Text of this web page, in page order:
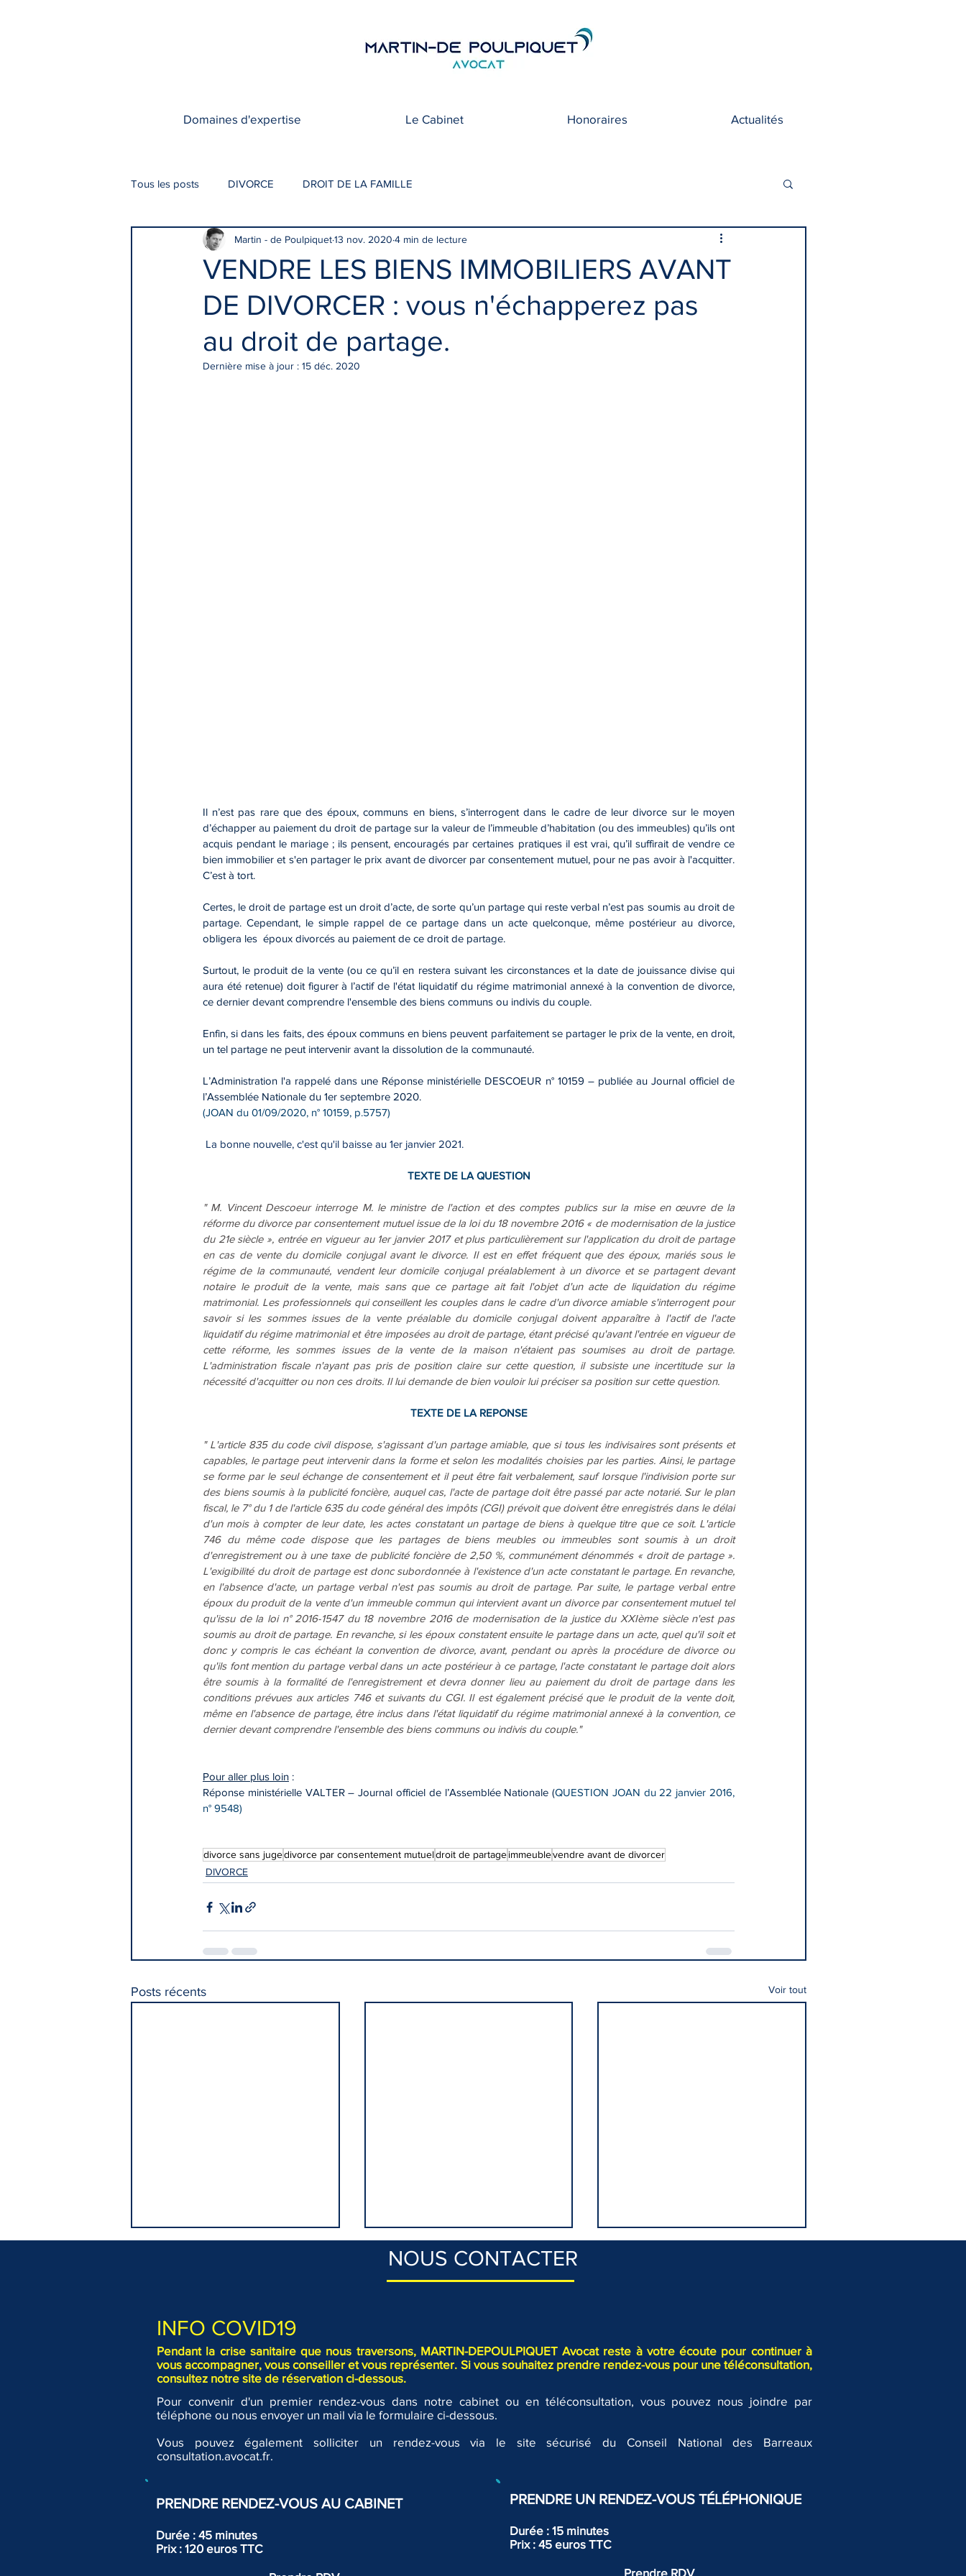
Domaines d'expertise Le Cabinet Honoraires Actualités
Tous les posts DIVORCE DROIT DE LA FAMILLE
VENDRE LES BIENS IMMOBILIERS AVANT
DE DIVORCER : vous n'échapperez pas
au droit de partage.
Martin - de Poulpiquet13 nov. 2020 4 min de lecture
Dernière mise à jour : 15 déc. 2020
Il n’est pas rare que des époux, communs en biens, s’interrogent dans le cadre de leur divorce sur le moyen
d’échapper au paiement du droit de partage sur la valeur de l’immeuble d’habitation (ou des immeubles) qu’ils ont
acquis pendant le mariage ; ils pensent, encouragés par certaines pratiques il est vrai, qu’il suffirait de vendre ce
bien immobilier et s'en partager le prix avant de divorcer par consentement mutuel, pour ne pas avoir à l'acquitter.
C’est à tort.
Certes, le droit de partage est un droit d’acte, de sorte qu’un partage qui reste verbal n’est pas soumis au droit de
partage. Cependant, le simple rappel de ce partage dans un acte quelconque, même postérieur au divorce,
obligera les  époux divorcés au paiement de ce droit de partage.
Surtout, le produit de la vente (ou ce qu’il en restera suivant les circonstances et la date de jouissance divise qui
aura été retenue) doit figurer à l’actif de l'état liquidatif du régime matrimonial annexé à la convention de divorce,
ce dernier devant comprendre l'ensemble des biens communs ou indivis du couple.
Enfin, si dans les faits, des époux communs en biens peuvent parfaitement se partager le prix de la vente, en droit,
un tel partage ne peut intervenir avant la dissolution de la communauté.
L’Administration l'a rappelé dans une Réponse ministérielle DESCOEUR n° 10159 – publiée au Journal officiel de
l’Assemblée Nationale du 1er septembre 2020.
(JOAN du 01/09/2020, n° 10159, p.5757)
La bonne nouvelle, c'est qu'il baisse au 1er janvier 2021.
TEXTE DE LA QUESTION
" M. Vincent Descoeur interroge M. le ministre de l'action et des comptes publics sur la mise en œuvre de la
réforme du divorce par consentement mutuel issue de la loi du 18 novembre 2016 « de modernisation de la justice
du 21e siècle », entrée en vigueur au 1er janvier 2017 et plus particulièrement sur l'application du droit de partage
en cas de vente du domicile conjugal avant le divorce. Il est en effet fréquent que des époux, mariés sous le
régime de la communauté, vendent leur domicile conjugal préalablement à un divorce et se partagent devant
notaire le produit de la vente, mais sans que ce partage ait fait l'objet d'un acte de liquidation du régime
matrimonial. Les professionnels qui conseillent les couples dans le cadre d'un divorce amiable s'interrogent pour
savoir si les sommes issues de la vente préalable du domicile conjugal doivent apparaître à l'actif de l'acte
liquidatif du régime matrimonial et être imposées au droit de partage, étant précisé qu'avant l'entrée en vigueur de
cette réforme, les sommes issues de la vente de la maison n'étaient pas soumises au droit de partage.
L'administration fiscale n'ayant pas pris de position claire sur cette question, il subsiste une incertitude sur la
nécessité d'acquitter ou non ces droits. Il lui demande de bien vouloir lui préciser sa position sur cette question.
TEXTE DE LA REPONSE
" L'article 835 du code civil dispose, s'agissant d'un partage amiable, que si tous les indivisaires sont présents et
capables, le partage peut intervenir dans la forme et selon les modalités choisies par les parties. Ainsi, le partage
se forme par le seul échange de consentement et il peut être fait verbalement, sauf lorsque l'indivision porte sur
des biens soumis à la publicité foncière, auquel cas, l'acte de partage doit être passé par acte notarié. Sur le plan
fiscal, le 7° du 1 de l'article 635 du code général des impôts (CGI) prévoit que doivent être enregistrés dans le délai
d'un mois à compter de leur date, les actes constatant un partage de biens à quelque titre que ce soit. L'article
746 du même code dispose que les partages de biens meubles ou immeubles sont soumis à un droit
d'enregistrement ou à une taxe de publicité foncière de 2,50 %, communément dénommés « droit de partage ».
L'exigibilité du droit de partage est donc subordonnée à l'existence d'un acte constatant le partage. En revanche,
en l'absence d'acte, un partage verbal n'est pas soumis au droit de partage. Par suite, le partage verbal entre
époux du produit de la vente d'un immeuble commun qui intervient avant un divorce par consentement mutuel tel
qu'issu de la loi n° 2016-1547 du 18 novembre 2016 de modernisation de la justice du XXIème siècle n'est pas
soumis au droit de partage. En revanche, si les époux constatent ensuite le partage dans un acte, quel qu'il soit et
donc y compris le cas échéant la convention de divorce, avant, pendant ou après la procédure de divorce ou
qu'ils font mention du partage verbal dans un acte postérieur à ce partage, l'acte constatant le partage doit alors
être soumis à la formalité de l'enregistrement et devra donner lieu au paiement du droit de partage dans les
conditions prévues aux articles 746 et suivants du CGI. Il est également précisé que le produit de la vente doit,
même en l'absence de partage, être inclus dans l'état liquidatif du régime matrimonial annexé à la convention, ce
dernier devant comprendre l'ensemble des biens communs ou indivis du couple."
Pour aller plus loin :
Réponse ministérielle VALTER – Journal officiel de l’Assemblée Nationale (QUESTION JOAN du 22 janvier 2016,
n° 9548)
divorce sans jugedivorce par consentement mutueldroit de partageimmeublevendre avant de divorcer
DIVORCE
Posts récents Voir tout
DIVORCE PAR
CONSENTEMENT MUTUEL
ou SANS JUGE : LA
SIGNATURE ELECTRONIQUE,
OUI, A DISTANCE,
TOUJOURS PAS ...
APPEL LIMITE AUX
CONSEQUENCES DU
DIVORCE ET DATE A
LAQUELLE CE DIVORCE
ACQUIERT FORCE DE
CHOSE JUGEE
DEPENSES POUR
L'EDUCATION DES
ENFANTS, ET PRESTATION
NOUS CONTACTER
INFO COVID19
Pendant la crise sanitaire que nous traversons, MARTIN-DEPOULPIQUET Avocat reste à votre écoute pour continuer à
vous accompagner, vous conseiller et vous représenter. Si vous souhaitez prendre rendez-vous pour une téléconsultation,
consultez notre site de réservation ci-dessous.
Pour convenir d'un premier rendez-vous dans notre cabinet ou en téléconsultation, vous pouvez nous joindre par
téléphone ou nous envoyer un mail via le formulaire ci-dessous.
Vous pouvez également solliciter un rendez-vous via le site sécurisé du Conseil National des Barreaux
consultation.avocat.fr.
PRENDRE RENDEZ-VOUS AU CABINET
Durée : 45 minutes
Prix : 120 euros TTC
PRENDRE UN RENDEZ-VOUS TÉLÉPHONIQUE
Durée : 15 minutes
Prix : 45 euros TTC
Prendre RDV